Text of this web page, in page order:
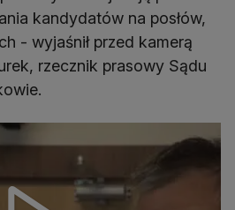
kandydatów na posłów,
- wyjaśnił przed kamerą
rzecznik prasowy Sądu